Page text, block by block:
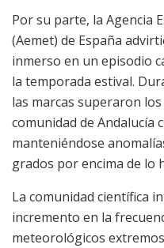
Por su parte, la Agencia
(Aemet) de España
inmerso en un episodio
la temporada estival.
las marcas superaron los
comunidad de Andalucía
manteniéndose
grados por encima de lo
La comunidad científica
incremento en la
meteorológicos